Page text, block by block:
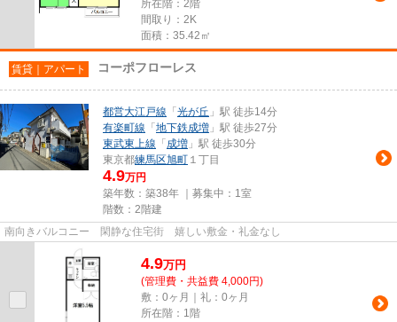
所在階：2階
間取り：2K
面積：35.42㎡
賃貸｜アパート コーポフローレス
都営大江戸線 「 光が丘 」駅 徒歩14分
有楽町線 「 地下鉄成増 」駅 徒歩27分
東武東上線 「 成増 」駅 徒歩30分
東京都練馬区旭町 １丁目
4.9万円
築年数：築38年 ｜募集中： 1室
階数：2階建
南向きバルコニー 閑静な住宅街 嬉しい敷金・礼金なし
4.9万円
(管理費・共益費 4,000円)
敷：0ヶ月｜礼：0ヶ月
所在階：1階